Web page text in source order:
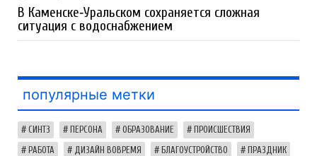
В Каменске‑Уральском сохраняется сложная
ситуация с водоснабжением
популярные метки
СИНТЗ ПЕРСОНА ОБРАЗОВАНИЕ ПРОИСШЕСТВИЯ
РАБОТА ДИЗАЙН ВОВРЕМЯ БЛАГОУСТРОЙСТВО ПРАЗДНИК